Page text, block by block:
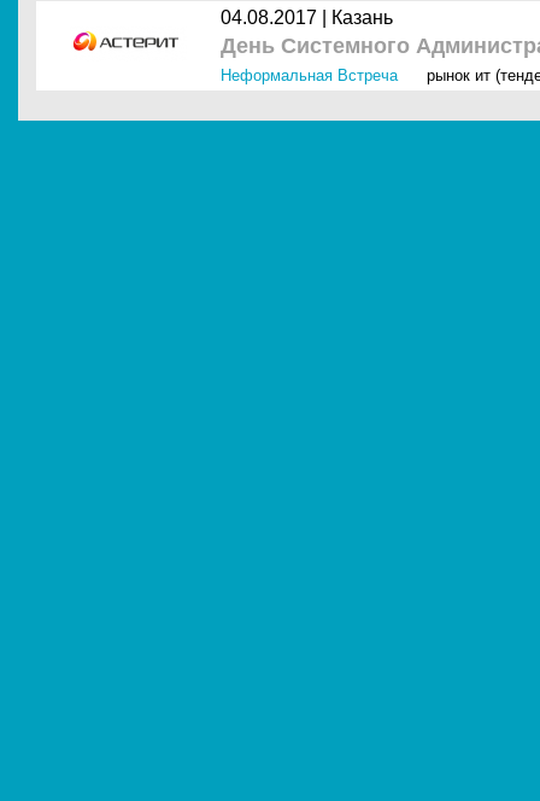
04.08.2017 | Казань
День Системного
Неформальная Встреча рынок ит